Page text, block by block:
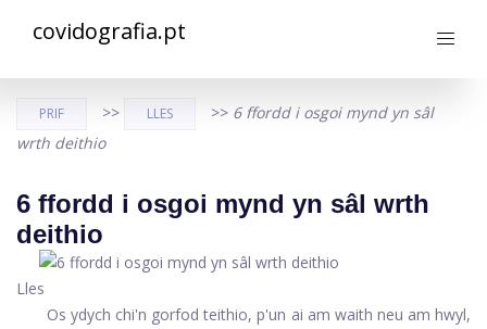
covidografia.pt
PRIF >> LLES >> 6 ffordd i osgoi mynd yn sâl
wrth deithio
6 ffordd i osgoi mynd yn sâl wrth
deithio
Lles
Os ydych chi'n gorfod teithio, p'un ai am waith neu am hwyl,